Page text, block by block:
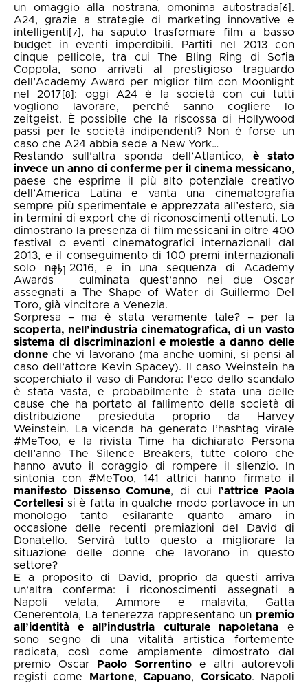
un omaggio alla nostrana, omonima autostrada [6] .
A24, grazie a strategie di marketing innovative e
intelligenti [7] , ha saputo trasformare film a basso
budget in eventi imperdibili. Partiti nel 2013 con
cinque pellicole, tra cui The Bling Ring di Sofia
Coppola, sono arrivati al prestigioso traguardo
dell’Academy Award per miglior film con Moonlight
nel 2017 [8] : oggi A24 è la società con cui tutti
vogliono lavorare, perché sanno cogliere lo
zeitgeist. È possibile che la riscossa di Hollywood
passi per le società indipendenti? Non è forse un
caso che A24 abbia sede a New York…
Restando sull’altra sponda dell’Atlantico, è stato
invece un anno di conferme per il cinema messicano,
paese che esprime il più alto potenziale creativo
dell’America Latina e vanta una cinematografia
sempre più sperimentale e apprezzata all’estero, sia
in termini di export che di riconoscimenti ottenuti. Lo
dimostrano la presenza di film messicani in oltre 400
festival o eventi cinematografici internazionali dal
2013, e il conseguimento di 100 premi internazionali
solo nel 2016, e in una sequenza di Academy
Awards
[9] -
culminata quest’anno nei due Oscar
assegnati a The Shape of Water di Guillermo Del
Toro, già vincitore a Venezia.
Sorpresa – ma è stata veramente tale? – per la
scoperta, nell’industria cinematografica, di un vasto
sistema di discriminazioni e molestie a danno delle
donne che vi lavorano (ma anche uomini, si pensi al
caso dell’attore Kevin Spacey). Il caso Weinstein ha
scoperchiato il vaso di Pandora: l’eco dello scandalo
è stata vasta, e probabilmente è stata una delle
cause che ha portato al fallimento della società di
distribuzione presieduta proprio da Harvey
Weinstein. La vicenda ha generato l’hashtag virale
#MeToo, e la rivista Time ha dichiarato Persona
dell’anno The Silence Breakers, tutte coloro che
hanno avuto il coraggio di rompere il silenzio. In
sintonia con #MeToo, 141 attrici hanno firmato il
manifesto Dissenso Comune, di cui
l’attrice Paola
Cortellesi si è fatta in qualche modo portavoce in un
monologo tanto esilarante quanto amaro in
occasione delle recenti premiazioni del David di
Donatello. Servirà tutto questo a migliorare la
situazione delle donne che lavorano in questo
settore?
E a proposito di David, proprio da questi arriva
un’altra conferma: i riconoscimenti assegnati a
Napoli velata, Ammore e malavita, Gatta
Cenerentola, La tenerezza rappresentano un premio
all’identità e all’industria culturale napoletanae
sono segno di una vitalità artistica fortemente
radicata, così come ampiamente dimostrato dal
premio Oscar
Paolo Sorrentinoe altri autorevoli
registi come
Martone,Capuano, Corsicato. Napoli